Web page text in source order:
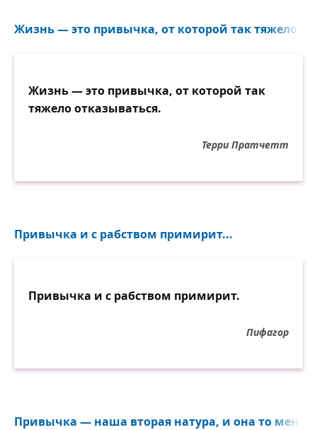
Жизнь — это привычка, от которой так тяжело
Жизнь — это привычка, от которой так
тяжело отказываться.
Терри Пратчетт
Привычка и с рабством примирит...
Привычка и с рабством примирит.
Пифагор
Привычка — наша вторая натура, и она то